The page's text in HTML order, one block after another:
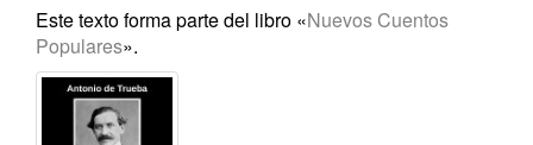
Este texto forma parte del libro «Nuevos Cuentos
Populares».